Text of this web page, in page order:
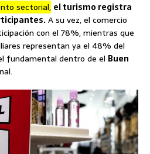
sectorial, el turismo registra
A su vez, el comercio
con el 78%, mientras que
representan ya el 48% del
fundamental dentro de el Buen